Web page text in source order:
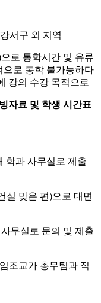
서구 외 지역
로 통학시간 및 유류
으로 통학 불가능하다
강의 수강 목적으로
자료 및 학생 시간표
학과 사무실로 제출
실 맞은 편)으로 대면
무실로 문의 및 제출
조교가 총무팀과 직